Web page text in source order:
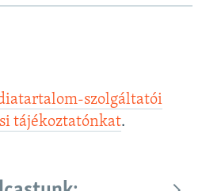
szolgáltatói
tájékoztatónkat.